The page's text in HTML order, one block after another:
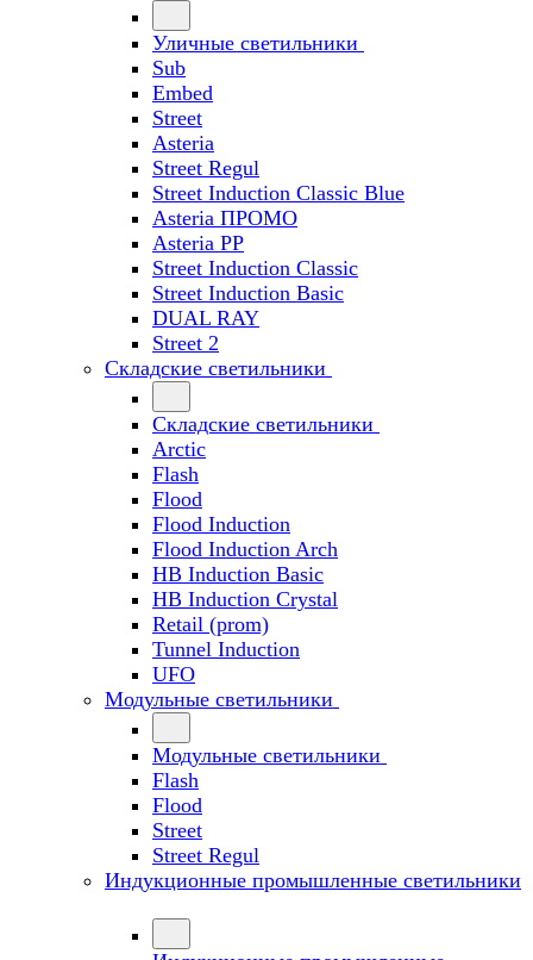
Уличные светильники
Sub
Embed
Street
Asteria
Street Regul
Street Induction Classic Blue
Asteria ПРОМО
Asteria PP
Street Induction Classic
Street Induction Basic
DUAL RAY
Street 2
Складские светильники
Складские светильники
Arctic
Flash
Flood
Flood Induction
Flood Induction Arch
HB Induction Basic
HB Induction Crystal
Retail (prom)
Tunnel Induction
UFO
Модульные светильники
Модульные светильники
Flash
Flood
Street
Street Regul
Индукционные промышленные светильники